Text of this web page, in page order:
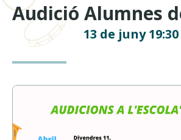
Audició Alumnes
13 de juny